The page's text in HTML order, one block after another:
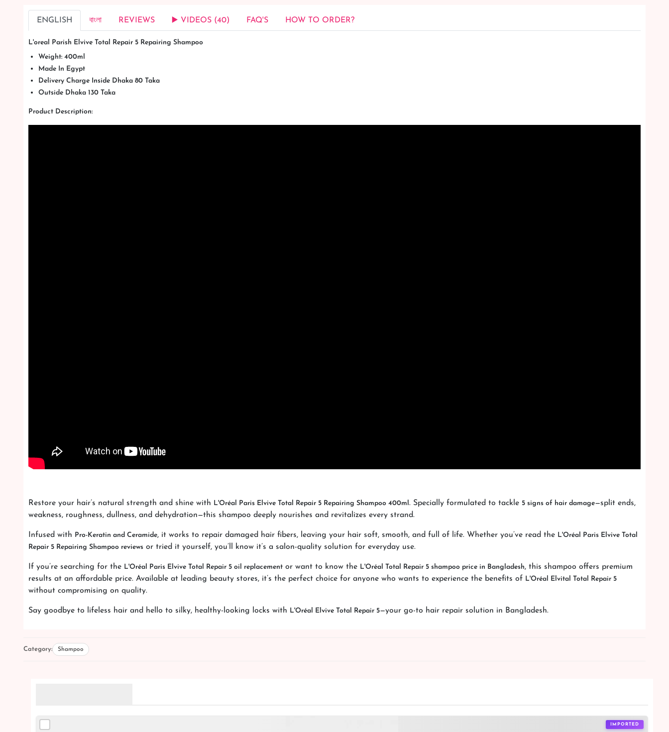
ENGLISH বাংলা REVIEWS ▶️ VIDEOS (40) FAQ'S HOW TO ORDER?
L'oreal Parish Elvive Total Repair 5 Repairing Shampoo
Weight: 400ml
Made In Egypt
Delivery Charge Inside Dhaka 80 Taka
Outside Dhaka 130 Taka
Product Description:
Restore your hair’s natural strength and shine with L'Oréal Paris Elvive Total Repair 5 Repairing Shampoo 400ml . Specially formulated to tackle 5 signs of hair damage—split ends,
weakness, roughness, dullness, and dehydration—this shampoo deeply nourishes and revitalizes every strand.
Infused with Pro-Keratin and Ceramide, it works to repair damaged hair fibers, leaving your hair soft, smooth, and full of life. Whether you’ve read the L'Oréal Paris Elvive Total
Repair 5 Repairing Shampoo reviews or tried it yourself, you’ll know it’s a salon-quality solution for everyday use.
If you’re searching for the L'Oréal Paris Elvive Total Repair 5 oil replacement or want to know the L'Oréal Total Repair 5 shampoo price in Bangladesh, this shampoo offers premium
results at an affordable price. Available at leading beauty stores, it’s the perfect choice for anyone who wants to experience the benefits of L'Oréal Elvital Total Repair 5
without compromising on quality.
Say goodbye to lifeless hair and hello to silky, healthy-looking locks with L'Oréal Elvive Total Repair 5—your go-to hair repair solution in Bangladesh.
Category: Shampoo
IMPORTED